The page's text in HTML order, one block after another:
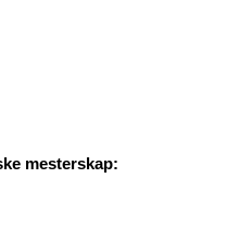
mesterskap: